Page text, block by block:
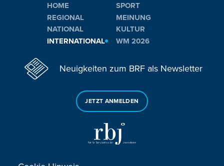
HOME
REGIONAL
NATIONAL
INTERNATIONAL
SPORT
MEINUNG
KULTUR
WM 2026
Neuigkeiten zum BRF als Newsletter
JETZT ANMELDEN